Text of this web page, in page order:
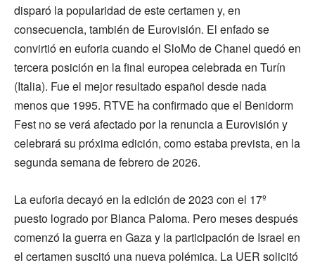
disparó la popularidad de este certamen y, en
consecuencia, también de Eurovisión. El enfado se
convirtió en euforia cuando el SloMo de Chanel quedó en
tercera posición en la final europea celebrada en Turín
(Italia). Fue el mejor resultado español desde nada
menos que 1995. RTVE ha confirmado que el Benidorm
Fest no se verá afectado por la renuncia a Eurovisión y
celebrará su próxima edición, como estaba prevista, en la
segunda semana de febrero de 2026.
La euforia decayó en la edición de 2023 con el 17º
puesto logrado por Blanca Paloma. Pero meses después
comenzó la guerra en Gaza y la participación de Israel en
el certamen suscitó una nueva polémica. La UER solicitó